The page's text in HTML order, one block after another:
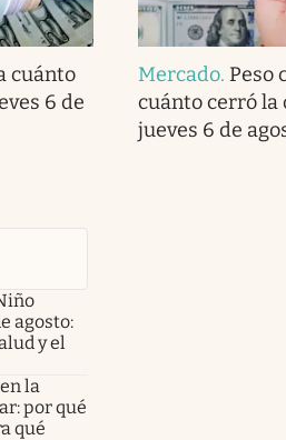
cuánto
6 de
Mercado. Peso
cuánto cerró la
jueves 6 de
agosto:
y el
la
por qué
qué